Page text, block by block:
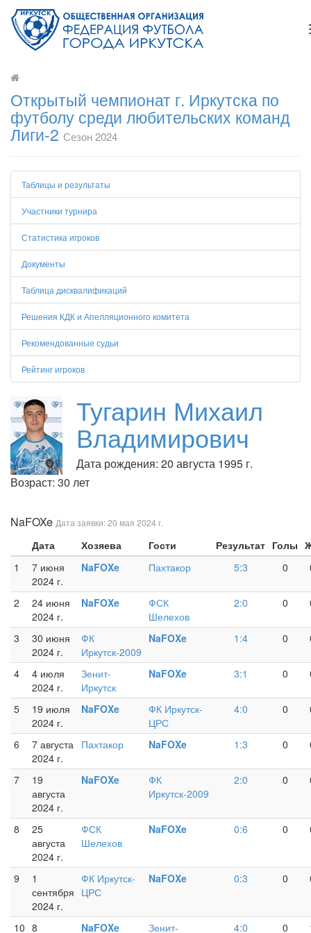
Открытый чемпионат г. Иркутска по
футболу среди любительских команд
Лиги-2 Сезон 2024
Таблицы и результаты
Участники турнира
Статистика игроков
Документы
Таблица дисквалификаций
Решения КДК и Апелляционного комитета
Рекомендованные судьи
Рейтинг игроков
Тугарин Михаил
Владимирович
Дата рождения: 20 августа 1995 г.
Возраст: 30 лет
NaFOXe Дата заявки: 20 мая 2024 г.
Дата Хозяева Гости Результат Голы
1
7 июня
2024 г.
NaFOXe Пахтакор 5:3 0
2
24 июня
2024 г.
NaFOXe
ФСК
Шелехов
2:0 0
3
30 июня
2024 г.
ФК
Иркутск-2009
NaFOXe 1:4 0
4
4 июля
2024 г.
Зенит-
Иркутск
NaFOXe 3:1 0
5
19 июля
2024 г.
NaFOXe
ФК Иркутск-
ЦРС
4:0 0
6
7 августа
2024 г.
Пахтакор NaFOXe 1:3 0
7
19
августа
2024 г.
NaFOXe
ФК
Иркутск-2009
2:0 0
8
25
августа
2024 г.
ФСК
Шелехов
NaFOXe 0:6 0
9
1
сентября
2024 г.
ФК Иркутск-
ЦРС
NaFOXe 0:3 0
10 8 NaFOXe Зенит- 4:0 0